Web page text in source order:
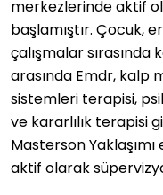
merkezlerinde aktif
başlamıştır. Çocuk,
çalışmalar sırasında
arasında Emdr, kalp
sistemleri terapisi,
ve kararlılık terapisi
Masterson
aktif olarak